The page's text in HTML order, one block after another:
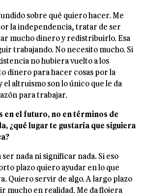
sobre qué quiero hacer. Me
la independencia, tratar de ser
mucho dinero y redistribuirlo. Esa
trabajando. No necesito mucho. Si
no hubiera vuelto a los
dinero para hacer cosas por la
altruismo son lo único que le da
para trabajar.
en el futuro, no en términos de
¿qué lugar te gustaría que siguiera
nada ni significar nada. Si eso
plazo quiero ayudar en lo que
Quiero servir de algo. A largo plazo
mucho en realidad. Me da flojera